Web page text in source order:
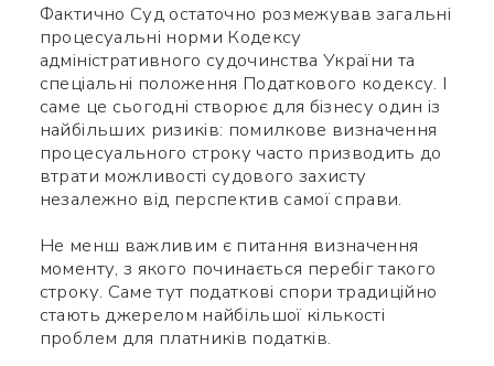
Фактично Суд остаточно розмежував загальні
процесуальні норми Кодексу
адміністративного судочинства України та
спеціальні положення Податкового кодексу. І
саме це сьогодні створює для бізнесу один із
найбільших ризиків: помилкове визначення
процесуального строку часто призводить до
втрати можливості судового захисту
незалежно від перспектив самої справи.
Не менш важливим є питання визначення
моменту, з якого починається перебіг такого
строку. Саме тут податкові спори традиційно
стають джерелом найбільшої кількості
проблем для платників податків.